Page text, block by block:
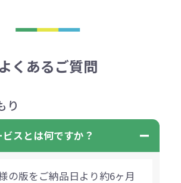
よくあるご質問
り
スとは何ですか？
の版をご納品日より約6ヶ月